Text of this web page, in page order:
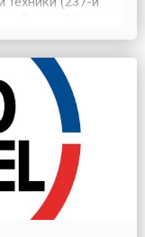
традиции: